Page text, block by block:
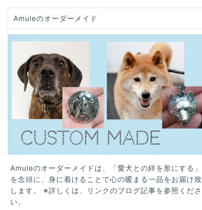
Amuleのオーダーメイド
Amuleのオーダーメイドは、「愛犬との絆を形にする」
を念頭に、身に着けることで心の暖まる一品をお届け致
します。 ※詳しくは、リンクのブログ記事を参照くださ
い。